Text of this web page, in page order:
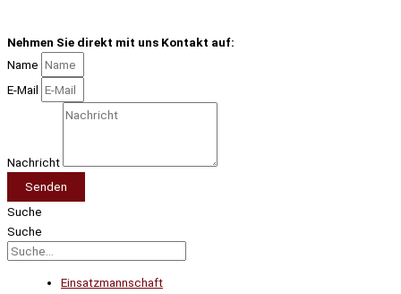
Nehmen Sie direkt mit uns Kontakt auf:
Name
E-Mail
Nachricht
Senden
Suche
Suche
Einsatzmannschaft